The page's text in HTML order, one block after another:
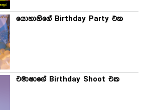
යොහානිගේ Birthday Party එක
එමාෂාගේ Birthday Shoot එක